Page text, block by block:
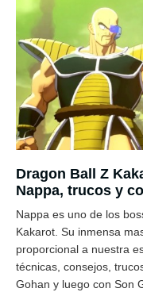
Dragon Ball Z
Nappa, trucos y
Nappa es uno de los
Kakarot. Su inmensa
proporcional a nuestra
técnicas, consejos,
Gohan y luego con Son